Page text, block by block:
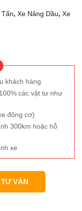
Tấn, Xe Nâng Dầu, Xe
khách hàng
các vật tư như
động cơ)
300km hoặc hỗ
xe
VẤN